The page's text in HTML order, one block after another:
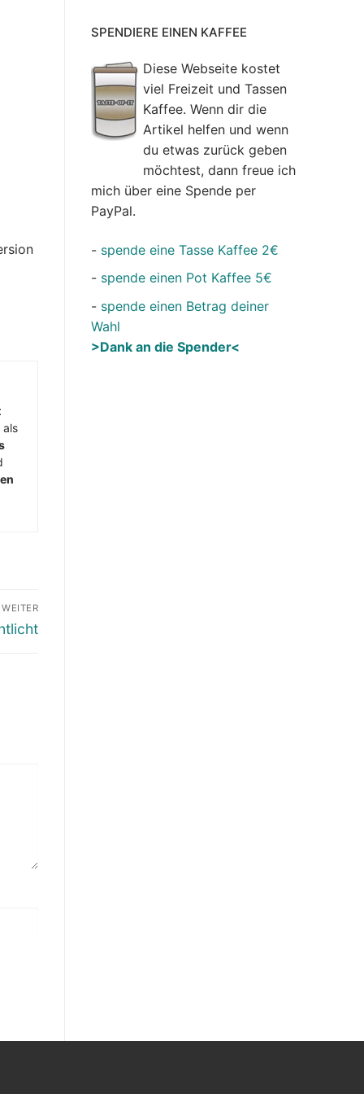
WEITER
SPENDIERE EINEN KAFFEE
Diese Webseite kostet
viel Freizeit und Tassen
Kaffee. Wenn dir die
Artikel helfen und wenn
du etwas zurück geben
möchtest, dann freue ich
mich über eine Spende per
PayPal.
- spende eine Tasse Kaffee 2€
- spende einen Pot Kaffee 5€
- spende einen Betrag deiner
Wahl
>Dank an die Spender<